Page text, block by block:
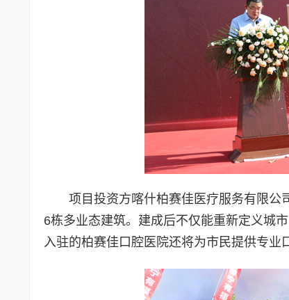
项目投资方喀什柏赛佳医疗服务有限公
6栋多业态建筑。建成后不仅能重新定义城
入驻的柏赛佳口腔医院还将为市民提供专业